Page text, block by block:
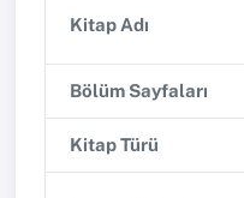
Kitap Adı
Bölüm Sayfaları
Kitap Türü